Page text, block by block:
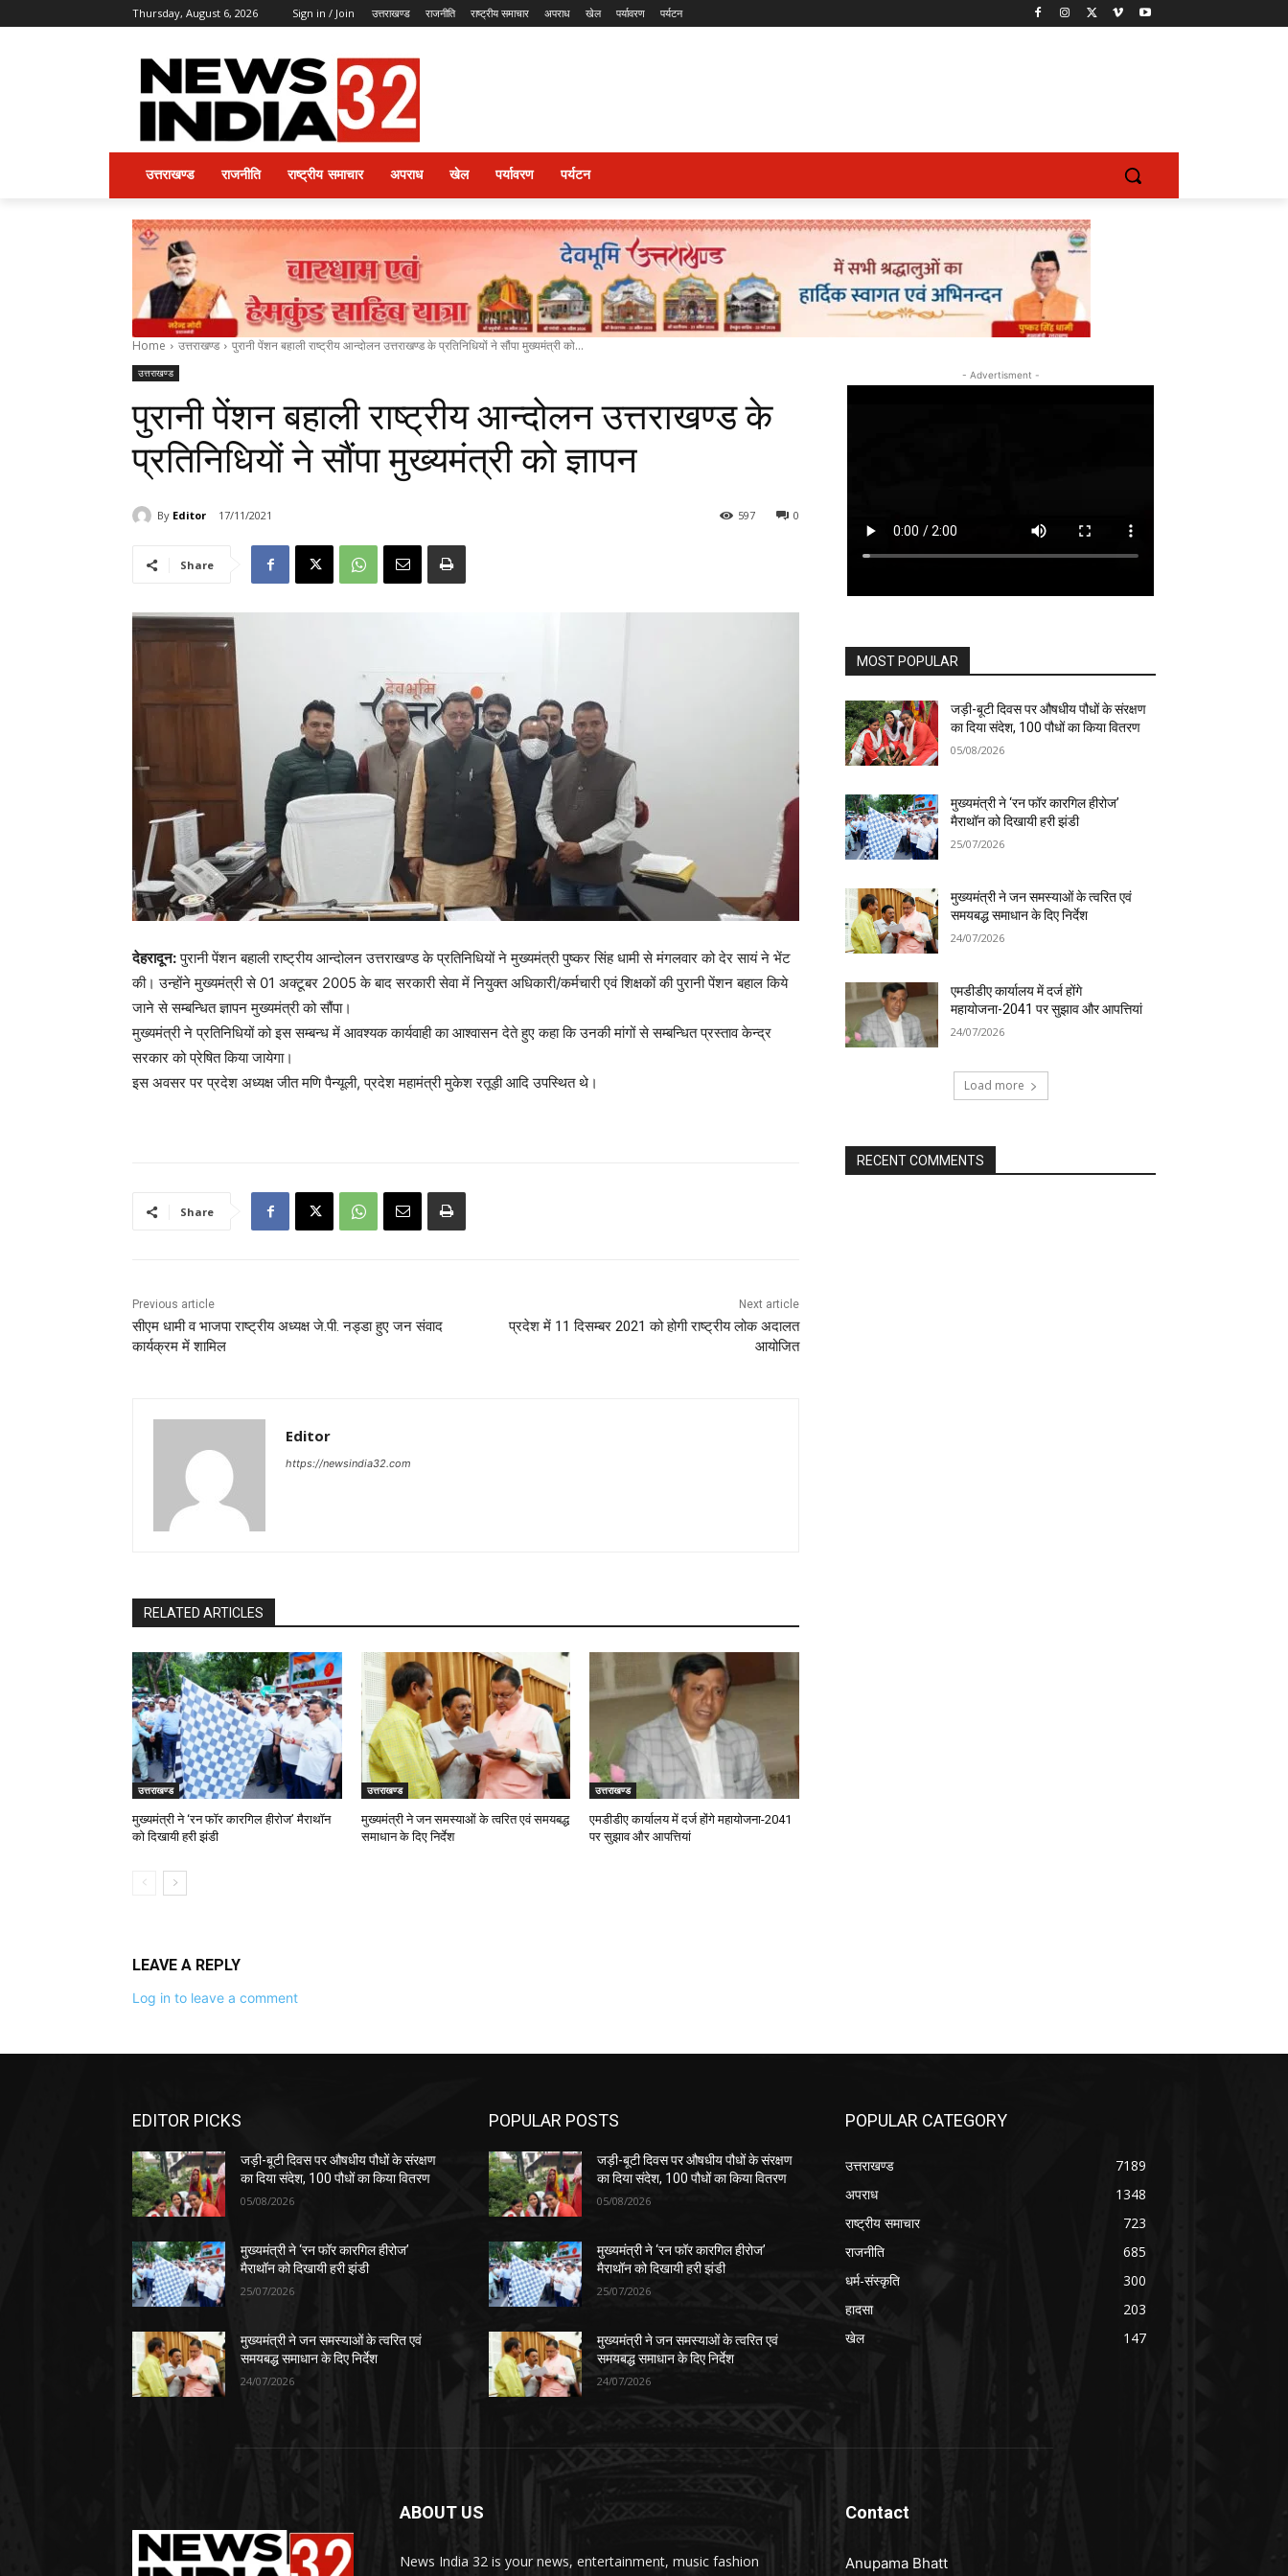
Thursday, August 6, 2026 Sign in / Join उत्तराखण्ड राजनीति राष्ट्रीय समाचार अपराध खेल पर्यावरण पर्यटन
उत्तराखण्ड राजनीति राष्ट्रीय समाचार अपराध खेल पर्यावरण पर्यटन
Home उत्तराखण्ड पुरानी पेंशन बहाली राष्ट्रीय आन्दोलन उत्तराखण्ड के प्रतिनिधियों ने सौंपा मुख्यमंत्री को...
उत्तराखण्ड
पुरानी पेंशन बहाली राष्ट्रीय आन्दोलन उत्तराखण्ड के
प्रतिनिधियों ने सौंपा मुख्यमंत्री को ज्ञापन
By Editor 17/11/2021 0
597
Share
देहरादून:पुरानी पेंशन बहाली राष्ट्रीय आन्दोलन उत्तराखण्ड के प्रतिनिधियों ने मुख्यमंत्री पुष्कर सिंह धामी से मंगलवार को देर सायं ने भेंट
की। उन्होंने मुख्यमंत्री से 01 अक्टूबर 2005 के बाद सरकारी सेवा में नियुक्त अधिकारी/कर्मचारी एवं शिक्षकों की पुरानी पेंशन बहाल किये
जाने से सम्बन्धित ज्ञापन मुख्यमंत्री को सौंपा।
मुख्यमंत्री ने प्रतिनिधियों को इस सम्बन्ध में आवश्यक कार्यवाही का आश्वासन देते हुए कहा कि उनकी मांगों से सम्बन्धित प्रस्ताव केन्द्र
सरकार को प्रेषित किया जायेगा।
इस अवसर पर प्रदेश अध्यक्ष जीत मणि पैन्यूली, प्रदेश महामंत्री मुकेश रतूड़ी आदि उपस्थित थे।
Share
Previous article
सीएम धामी व भाजपा राष्ट्रीय अध्यक्ष जे.पी. नड्डा हुए जन संवाद
कार्यक्रम में शामिल
Next article
प्रदेश में 11 दिसम्बर 2021 को होगी राष्ट्रीय लोक अदालत
आयोजित
Editor
https://newsindia32.com
RELATED ARTICLES
उत्तराखण्ड
मुख्यमंत्री ने ‘रन फॉर कारगिल हीरोज’ मैराथॉन
को दिखायी हरी झंडी
उत्तराखण्ड
मुख्यमंत्री ने जन समस्याओं के त्वरित एवं समयबद्ध
समाधान के दिए निर्देश
उत्तराखण्ड
एमडीडीए कार्यालय में दर्ज होंगे महायोजना-2041
पर सुझाव और आपत्तियां
LEAVE A REPLY
Log in to leave a comment
- Advertisment -
MOST POPULAR
जड़ी-बूटी दिवस पर औषधीय पौधों के संरक्षण
का दिया संदेश, 100 पौधों का किया वितरण
05/08/2026
मुख्यमंत्री ने ‘रन फॉर कारगिल हीरोज’
मैराथॉन को दिखायी हरी झंडी
25/07/2026
मुख्यमंत्री ने जन समस्याओं के त्वरित एवं
समयबद्ध समाधान के दिए निर्देश
24/07/2026
एमडीडीए कार्यालय में दर्ज होंगे
महायोजना-2041 पर सुझाव और आपत्तियां
24/07/2026
Load more
RECENT COMMENTS
EDITOR PICKS
जड़ी-बूटी दिवस पर औषधीय पौधों के संरक्षण
का दिया संदेश, 100 पौधों का किया वितरण
05/08/2026
मुख्यमंत्री ने ‘रन फॉर कारगिल हीरोज’
मैराथॉन को दिखायी हरी झंडी
25/07/2026
मुख्यमंत्री ने जन समस्याओं के त्वरित एवं
समयबद्ध समाधान के दिए निर्देश
24/07/2026
POPULAR POSTS
जड़ी-बूटी दिवस पर औषधीय पौधों के संरक्षण
का दिया संदेश, 100 पौधों का किया वितरण
05/08/2026
मुख्यमंत्री ने ‘रन फॉर कारगिल हीरोज’
मैराथॉन को दिखायी हरी झंडी
25/07/2026
मुख्यमंत्री ने जन समस्याओं के त्वरित एवं
समयबद्ध समाधान के दिए निर्देश
24/07/2026
POPULAR CATEGORY
उत्तराखण्ड
7189
अपराध
1348
राष्ट्रीय समाचार
723
राजनीति
685
धर्म-संस्कृति
300
हादसा
203
खेल
147
ABOUT US
News India 32 is your news, entertainment, music fashion
Contact
Anupama Bhatt